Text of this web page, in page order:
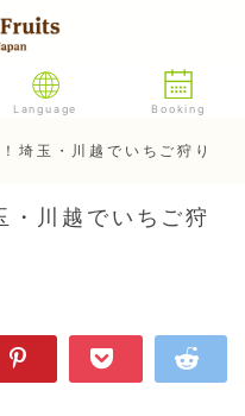
Language Booking
埼玉・川越でいちご狩り
・川越でいちご狩